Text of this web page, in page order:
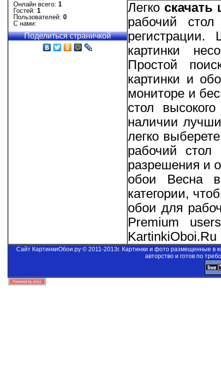
Онлайн всего: 1
Гостей: 1
Пользователей: 0
С нами:
Поделиться страничкой
Легко
рабочий
картинки
Простой
картинки и
мониторе и
стол
наличии
легко
рабочий стол
разрешения и
обои Весна
категории,
обои для
Premium
KartinkiOboi.Ru
Сайт КартинкиОбои.ру © 2011-2013г. Картинки и фото размещенные в
авторство и готов по